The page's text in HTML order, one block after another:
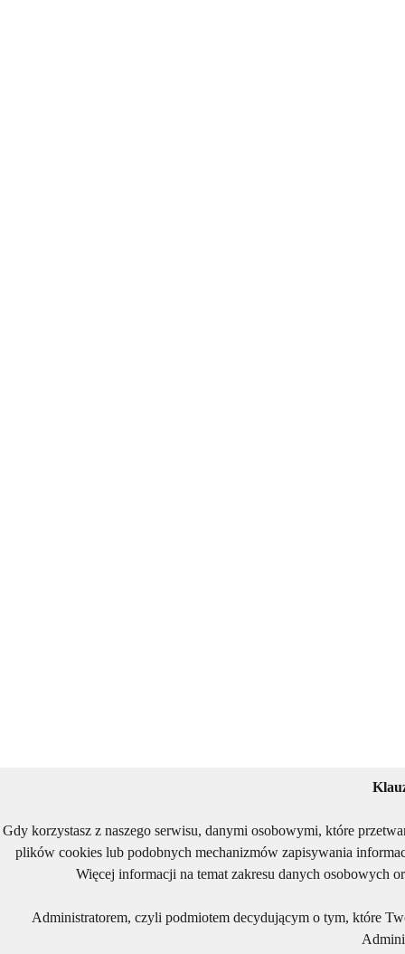
Gdy korzystasz z naszego serwisu, danymi osobowymi, które
plików cookies lub podobnych mechanizmów zapisywania
Więcej informacji na temat zakresu danych osobowych
Administratorem, czyli podmiotem decydującym o tym, które